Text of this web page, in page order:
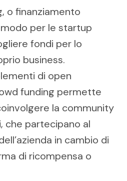
o finanziamento
per le startup
fondi per lo
business.
di open
funding permette
la community
che partecipano al
in cambio di
di ricompensa o